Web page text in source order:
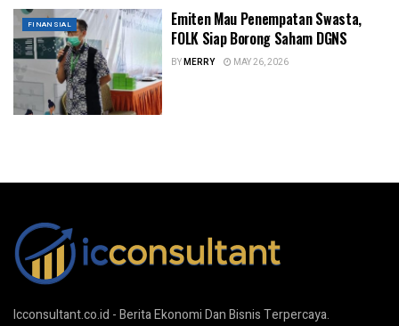
FINANSIAL
Emiten Mau Penempatan Swasta,
FOLK Siap Borong Saham DGNS
BYMERRY MAY 26, 2026
Icconsultant.co.id - Berita Ekonomi Dan Bisnis Terpercaya.